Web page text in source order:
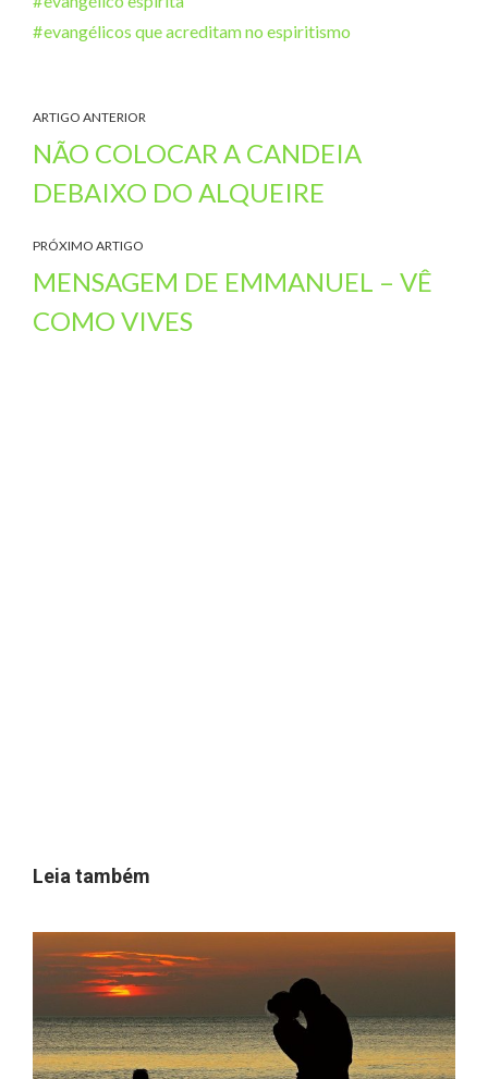
evangélicos que acreditam no espiritismo
ARTIGO ANTERIOR
NÃO COLOCAR A CANDEIA
DEBAIXO DO ALQUEIRE
PRÓXIMO ARTIGO
MENSAGEM DE EMMANUEL – VÊ
COMO VIVES
Leia também